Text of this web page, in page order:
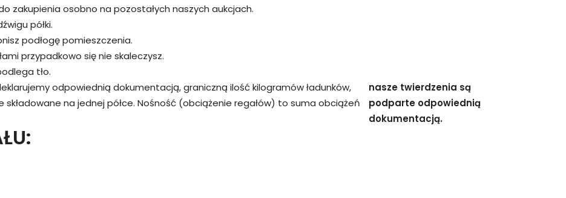
zakupienia osobno na pozostałych naszych aukcjach.
półki.
podłogę pomieszczenia.
przypadkowo się nie skaleczysz.
tło.
odpowiednią dokumentacją, graniczną ilość kilogramów ładunków,
na jednej półce. Nośność (obciążenie regałów) to suma obciążeń
nasze twierdzenia są
podparte odpowiednią
dokumentacją.